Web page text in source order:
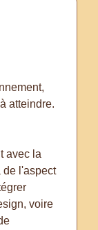
atteindre.
avec la
de l'aspect
voire